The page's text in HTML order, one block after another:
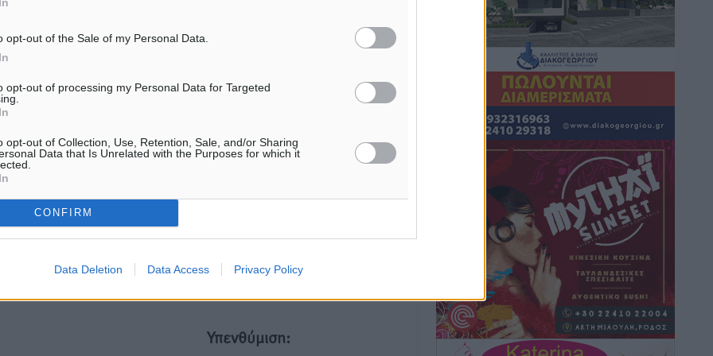
opt-out of the Sale of my Personal Data.
opt-out of processing my Personal Data for Targeted
opt-out of Collection, Use, Retention, Sale, and/or Sharing
Data that Is Unrelated with the Purposes for which it
CONFIRM
Data Deletion Data Access Privacy Policy
αναζήτησης
μας στο Google News ★ ↗
ΕΠΙΣΗΣ
Δουλειές μετά
ατομικό για δύο
Φοίβος: Εν αναμονή του Νίκου
06.08.26 · 16:49
Υπενθύμιση:
Hotels – Χατζηλαζάρου – Προχωρά
καινούργιο ξενοδοχείο στην Κω
Τοπικές Ειδήσεις• πριν 6 ώρες
Αυτοκίνητο μπήκε παράνομα σε
μονόδρομο στο Μαστιχάρι –
Αναποδογύρισε όχημα με μητέρα και
5χρονο παιδί
πριν 6 ώρες
“Η Ευρώπη αντιμετώπιζε το
προσφυγικό σαν ταινία τρόμου” – Η
συγκλονιστική μαρτυρία της Χαρούλας
Γιασιράνη στον RV για τα γεγονότα που
οδήγησαν στο Σύμφωνο της Λέρου
Τοπικές Ειδήσεις πριν 6 ώρες
Συναυλία με τον Γιάννη Κότσιρα στις